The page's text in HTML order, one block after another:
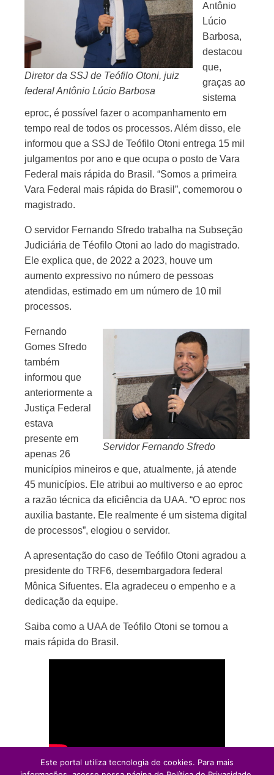
Diretor da SSJ de Teófilo Otoni, juiz
federal Antônio Lúcio Barbosa
Antônio
Lúcio
Barbosa,
destacou
que,
graças ao
sistema
eproc, é possível fazer o acompanhamento em
tempo real de todos os processos. Além disso, ele
informou que a SSJ de Teófilo Otoni entrega 15 mil
julgamentos por ano e que ocupa o posto de Vara
Federal mais rápida do Brasil. “Somos a primeira
Vara Federal mais rápida do Brasil”, comemorou o
magistrado.
O servidor Fernando Sfredo trabalha na Subseção
Judiciária de Téofilo Otoni ao lado do magistrado.
Ele explica que, de 2022 a 2023, houve um
aumento expressivo no número de pessoas
atendidas, estimado em um número de 10 mil
processos.
Servidor Fernando Sfredo
Fernando
Gomes Sfredo
também
informou que
anteriormente a
Justiça Federal
estava
presente em
apenas 26
municípios mineiros e que, atualmente, já atende
45 municípios. Ele atribui ao multiverso e ao eproc
a razão técnica da eficiência da UAA. “O eproc nos
auxilia bastante. Ele realmente é um sistema digital
de processos”, elogiou o servidor.
A apresentação do caso de Teófilo Otoni agradou a
presidente do TRF6, desembargadora federal
Mônica Sifuentes. Ela agradeceu o empenho e a
dedicação da equipe.
Saiba como a UAA de Teófilo Otoni se tornou a
mais rápida do Brasil.
Este portal utiliza tecnologia de cookies. Para mais